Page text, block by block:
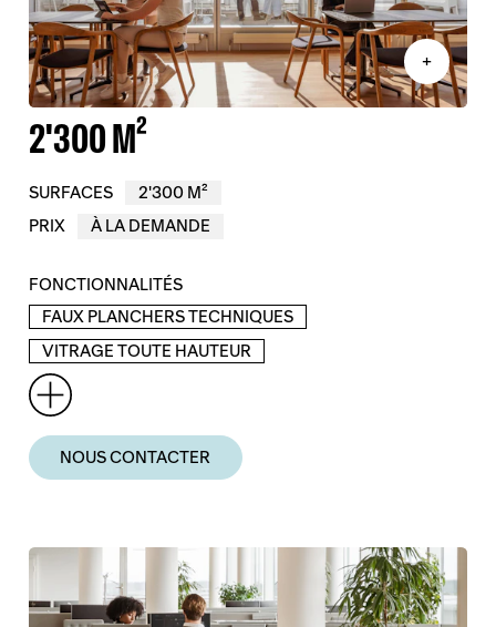
+
2'300 M²
SURFACES
2'300 M²
PRIX
À LA DEMANDE
FONCTIONNALITÉS
FAUX PLANCHERS TECHNIQUES
VITRAGE TOUTE HAUTEUR
NOUS CONTACTER